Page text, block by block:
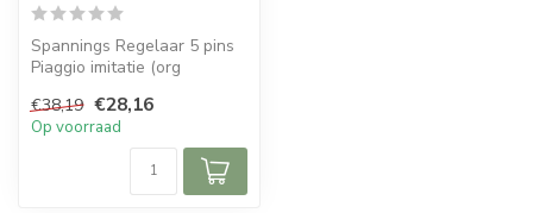
Spannings Regelaar 5 pins
Piaggio imitatie (org
€38,19 €28,16
Op voorraad